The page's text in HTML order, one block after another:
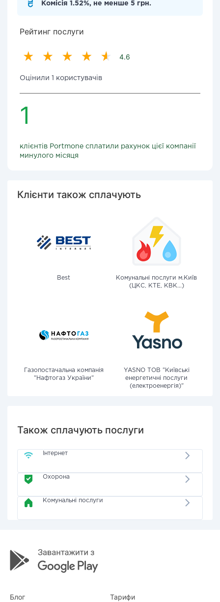
Комісія 1.52%, не менше 5 грн.
Рейтинг послуги
4.6
Оцінили 1 користувачів
1
клієнтів Portmone сплатили рахунок цієї компанії
минулого місяця
Клієнти також сплачують
Best
Комунальні послуги м.Київ
(ЦКС, КТЕ, КВК...)
Газопостачальна компанія
"Нафтогаз України"
YASNO ТОВ "Київські
енергетичні послуги
(електроенергія)"
Також сплачують послуги
Інтернет
Охорона
Комунальні послуги
Блог Тарифи